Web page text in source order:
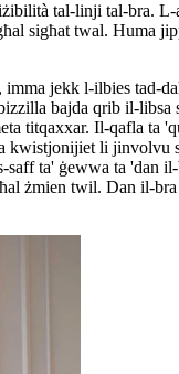
tal-linji tal-bra.
sigħat twal.
jekk l-ilbies tad-
bajda qrib il-libsa
titqaxxar. Il-qafla
li
ta' ġewwa ta 'dan
żmien twil. Dan il-